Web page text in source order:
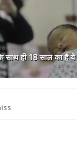
साथ ही 18 साल का है ये